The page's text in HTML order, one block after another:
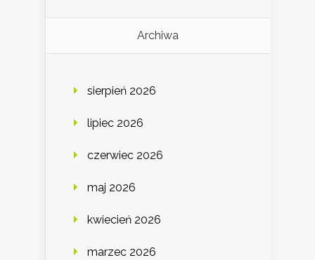
Archiwa
sierpień 2026
lipiec 2026
czerwiec 2026
maj 2026
kwiecień 2026
marzec 2026